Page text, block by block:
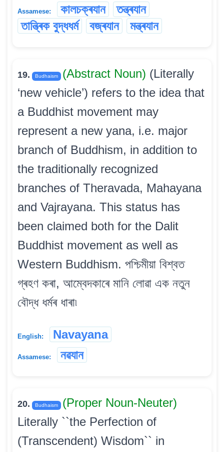
Assamese: কালচক্ৰযান
তন্ত্ৰযান
তান্ত্ৰিক বুদ্ধধৰ্ম
বজ্ৰযান মন্ত্ৰযান
19. Budhaism (Abstract Noun) (Literally
‘new vehicle’) refers to the idea that
a Buddhist movement may
represent a new yana, i.e. major
branch of Buddhism, in addition to
the traditionally recognized
branches of Theravada, Mahayana
and Vajrayana. This status has
been claimed both for the Dalit
Buddhist movement as well as
Western Buddhism. পশ্চিমীয়া বিশ্বত
গ্ৰহণ কৰা, আম্বেদকাৰে মানি লোৱা এক নতুন
বৌদ্ধ ধৰ্মৰ ধাৰা৷
English: Navayana
Assamese: নৱযান
20. Budhaism
(Proper Noun-Neuter)
Literally ``the Perfection of
(Transcendent) Wisdom`` in